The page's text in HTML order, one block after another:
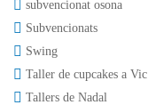
subvencionat osona
Subvencionats
Swing
Taller de cupcakes a Vic
Tallers de Nadal